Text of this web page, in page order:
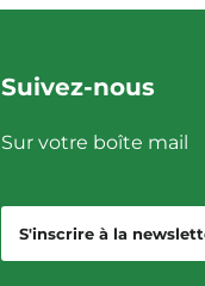
Suivez-nous
Sur votre boîte mail
S'inscrire à la